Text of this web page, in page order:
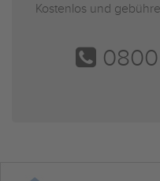
Kostenlos und